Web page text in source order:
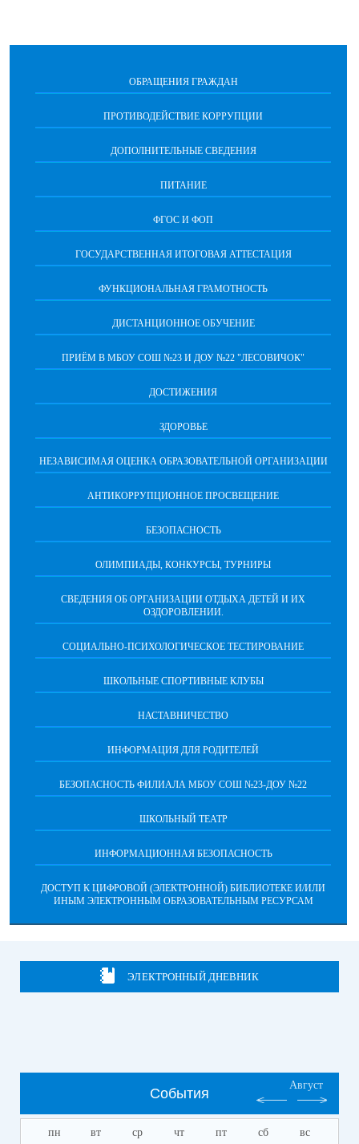
ОБРАЩЕНИЯ ГРАЖДАН
ПРОТИВОДЕЙСТВИЕ КОРРУПЦИИ
ДОПОЛНИТЕЛЬНЫЕ СВЕДЕНИЯ
ПИТАНИЕ
ФГОС И ФОП
ГОСУДАРСТВЕННАЯ ИТОГОВАЯ АТТЕСТАЦИЯ
ФУНКЦИОНАЛЬНАЯ ГРАМОТНОСТЬ
ДИСТАНЦИОННОЕ ОБУЧЕНИЕ
ПРИЁМ В МБОУ СОШ №23 И ДОУ №22 "ЛЕСОВИЧОК"
ДОСТИЖЕНИЯ
ЗДОРОВЬЕ
НЕЗАВИСИМАЯ ОЦЕНКА ОБРАЗОВАТЕЛЬНОЙ ОРГАНИЗАЦИИ
АНТИКОРРУПЦИОННОЕ ПРОСВЕЩЕНИЕ
БЕЗОПАСНОСТЬ
ОЛИМПИАДЫ, КОНКУРСЫ, ТУРНИРЫ
СВЕДЕНИЯ ОБ ОРГАНИЗАЦИИ ОТДЫХА ДЕТЕЙ И ИХ
ОЗДОРОВЛЕНИИ.
СОЦИАЛЬНО-ПСИХОЛОГИЧЕСКОЕ ТЕСТИРОВАНИЕ
ШКОЛЬНЫЕ СПОРТИВНЫЕ КЛУБЫ
НАСТАВНИЧЕСТВО
ИНФОРМАЦИЯ ДЛЯ РОДИТЕЛЕЙ
БЕЗОПАСНОСТЬ ФИЛИАЛА МБОУ СОШ №23-ДОУ №22
ШКОЛЬНЫЙ ТЕАТР
ИНФОРМАЦИОННАЯ БЕЗОПАСНОСТЬ
ДОСТУП К ЦИФРОВОЙ (ЭЛЕКТРОННОЙ) БИБЛИОТЕКЕ И/ИЛИ
ИНЫМ ЭЛЕКТРОННЫМ ОБРАЗОВАТЕЛЬНЫМ РЕСУРСАМ
ЭЛЕКТРОННЫЙ ДНЕВНИК
События
Август
пн вт ср чт пт сб вс